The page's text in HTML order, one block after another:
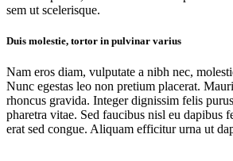
sem ut scelerisque.
Duis molestie, tortor in pulvinar varius
Nam eros diam, vulputate a nibh nec,
Nunc egestas leo non pretium placerat.
rhoncus gravida. Integer dignissim felis
pharetra vitae. Sed faucibus nisl eu dapibus
erat sed congue. Aliquam efficitur urna ut